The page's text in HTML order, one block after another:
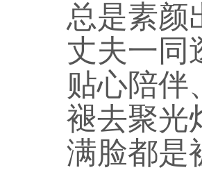
总是素颜
丈夫一同
贴心陪伴
褪去聚光
满脸都是